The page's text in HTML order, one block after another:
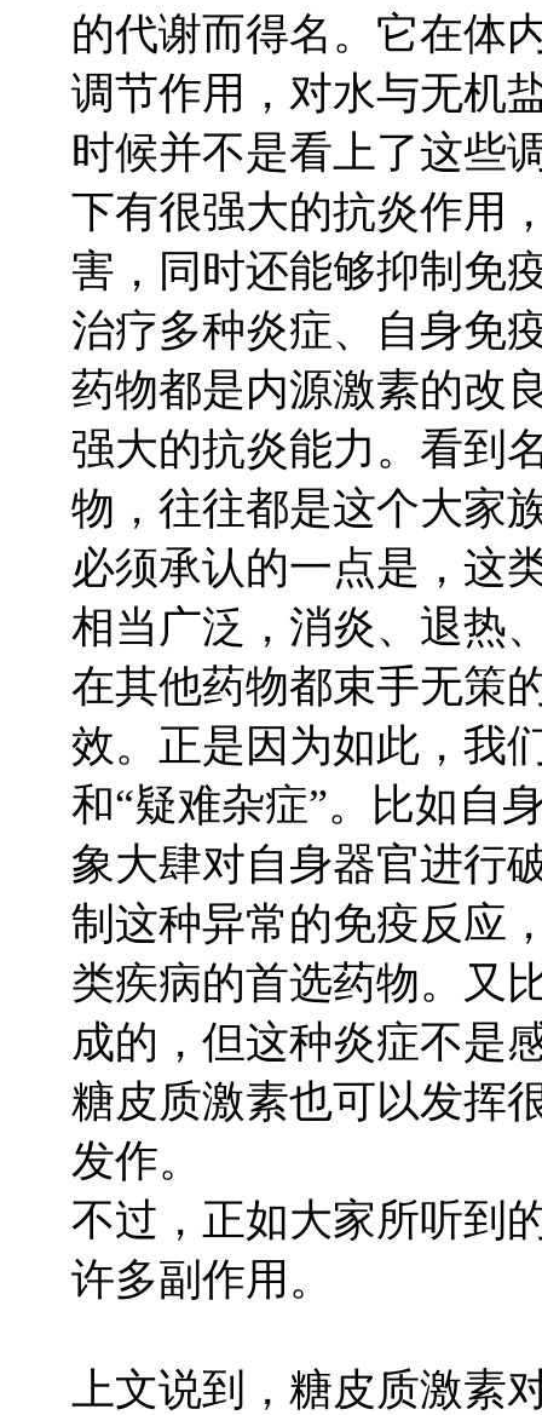
的代谢而得名。它在体
调节作用，对水与无机
时候并不是看上了这些
下有很强大的抗炎作用
害，同时还能够抑制免
治疗多种炎症、自身免
药物都是内源激素的改
强大的抗炎能力。看到
物，往往都是这个大家
必须承认的一点是，这
相当广泛，消炎、退热
在其他药物都束手无策
效。正是因为如此，我
和“疑难杂症”。比如自
象大肆对自身器官进行
制这种异常的免疫反应
类疾病的首选药物。又
成的，但这种炎症不是
糖皮质激素也可以发挥
发作。
不过，正如大家所听到
许多副作用。
上文说到，糖皮质激素